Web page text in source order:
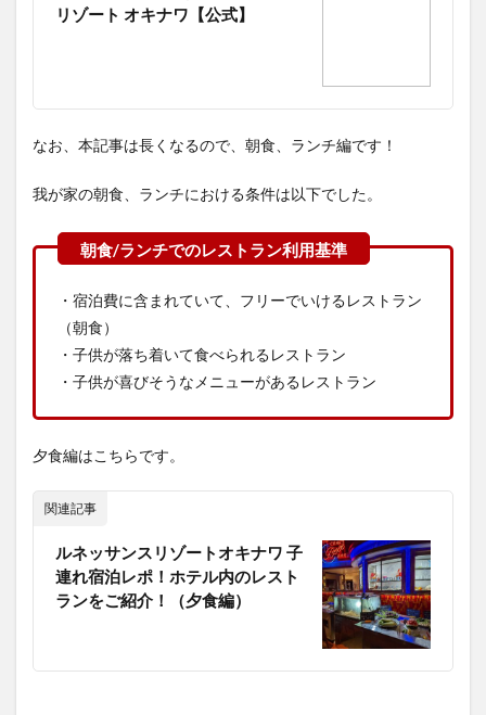
リゾート オキナワ【公式】
なお、本記事は長くなるので、朝食、ランチ編です！
我が家の朝食、ランチにおける条件は以下でした。
・宿泊費に含まれていて、フリーでいけるレストラン
（朝食）
・子供が落ち着いて食べられるレストラン
・子供が喜びそうなメニューがあるレストラン
夕食編はこちらです。
関連記事
ルネッサンスリゾートオキナワ 子
連れ宿泊レポ！ホテル内のレスト
ランをご紹介！（夕食編）